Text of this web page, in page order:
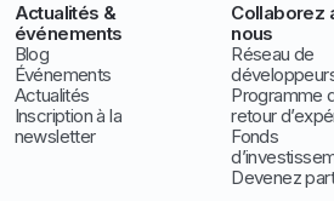
Actualités &
événements
Blog
Événements
Actualités
Inscription à la
newsletter
Collaborez
nous
Réseau de
Programme
retour
Fonds
Devenez